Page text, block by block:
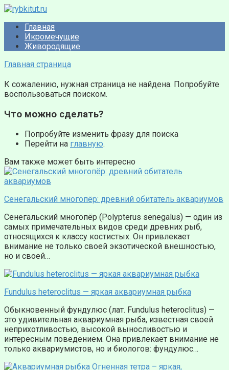
Перейти
контентуГлавная
Икромечущие
Живородящие
Главная страница
К сожалению, нужная страница не найдена. Попробуйте
воспользоваться поиском.
Что можно сделать?
Попробуйте изменить фразу для поиска
Перейти на главную.
Вам также может быть интересно
Сенегальский многопёр: древний обитатель аквариумов
Сенегальский многопёр (Polypterus senegalus) — один из
самых примечательных видов среди древних рыб,
относящихся к классу костистых. Он привлекает
внимание не только своей экзотической внешностью,
но и своей…
Fundulus heteroclitus — яркая аквариумная рыбка
Обыкновенный фундулюс (лат. Fundulus heteroclitus) —
это удивительная аквариумная рыба, известная своей
неприхотливостью, высокой выносливостью и
интересным поведением. Она привлекает внимание не
только аквариумистов, но и биологов: фундулюс…